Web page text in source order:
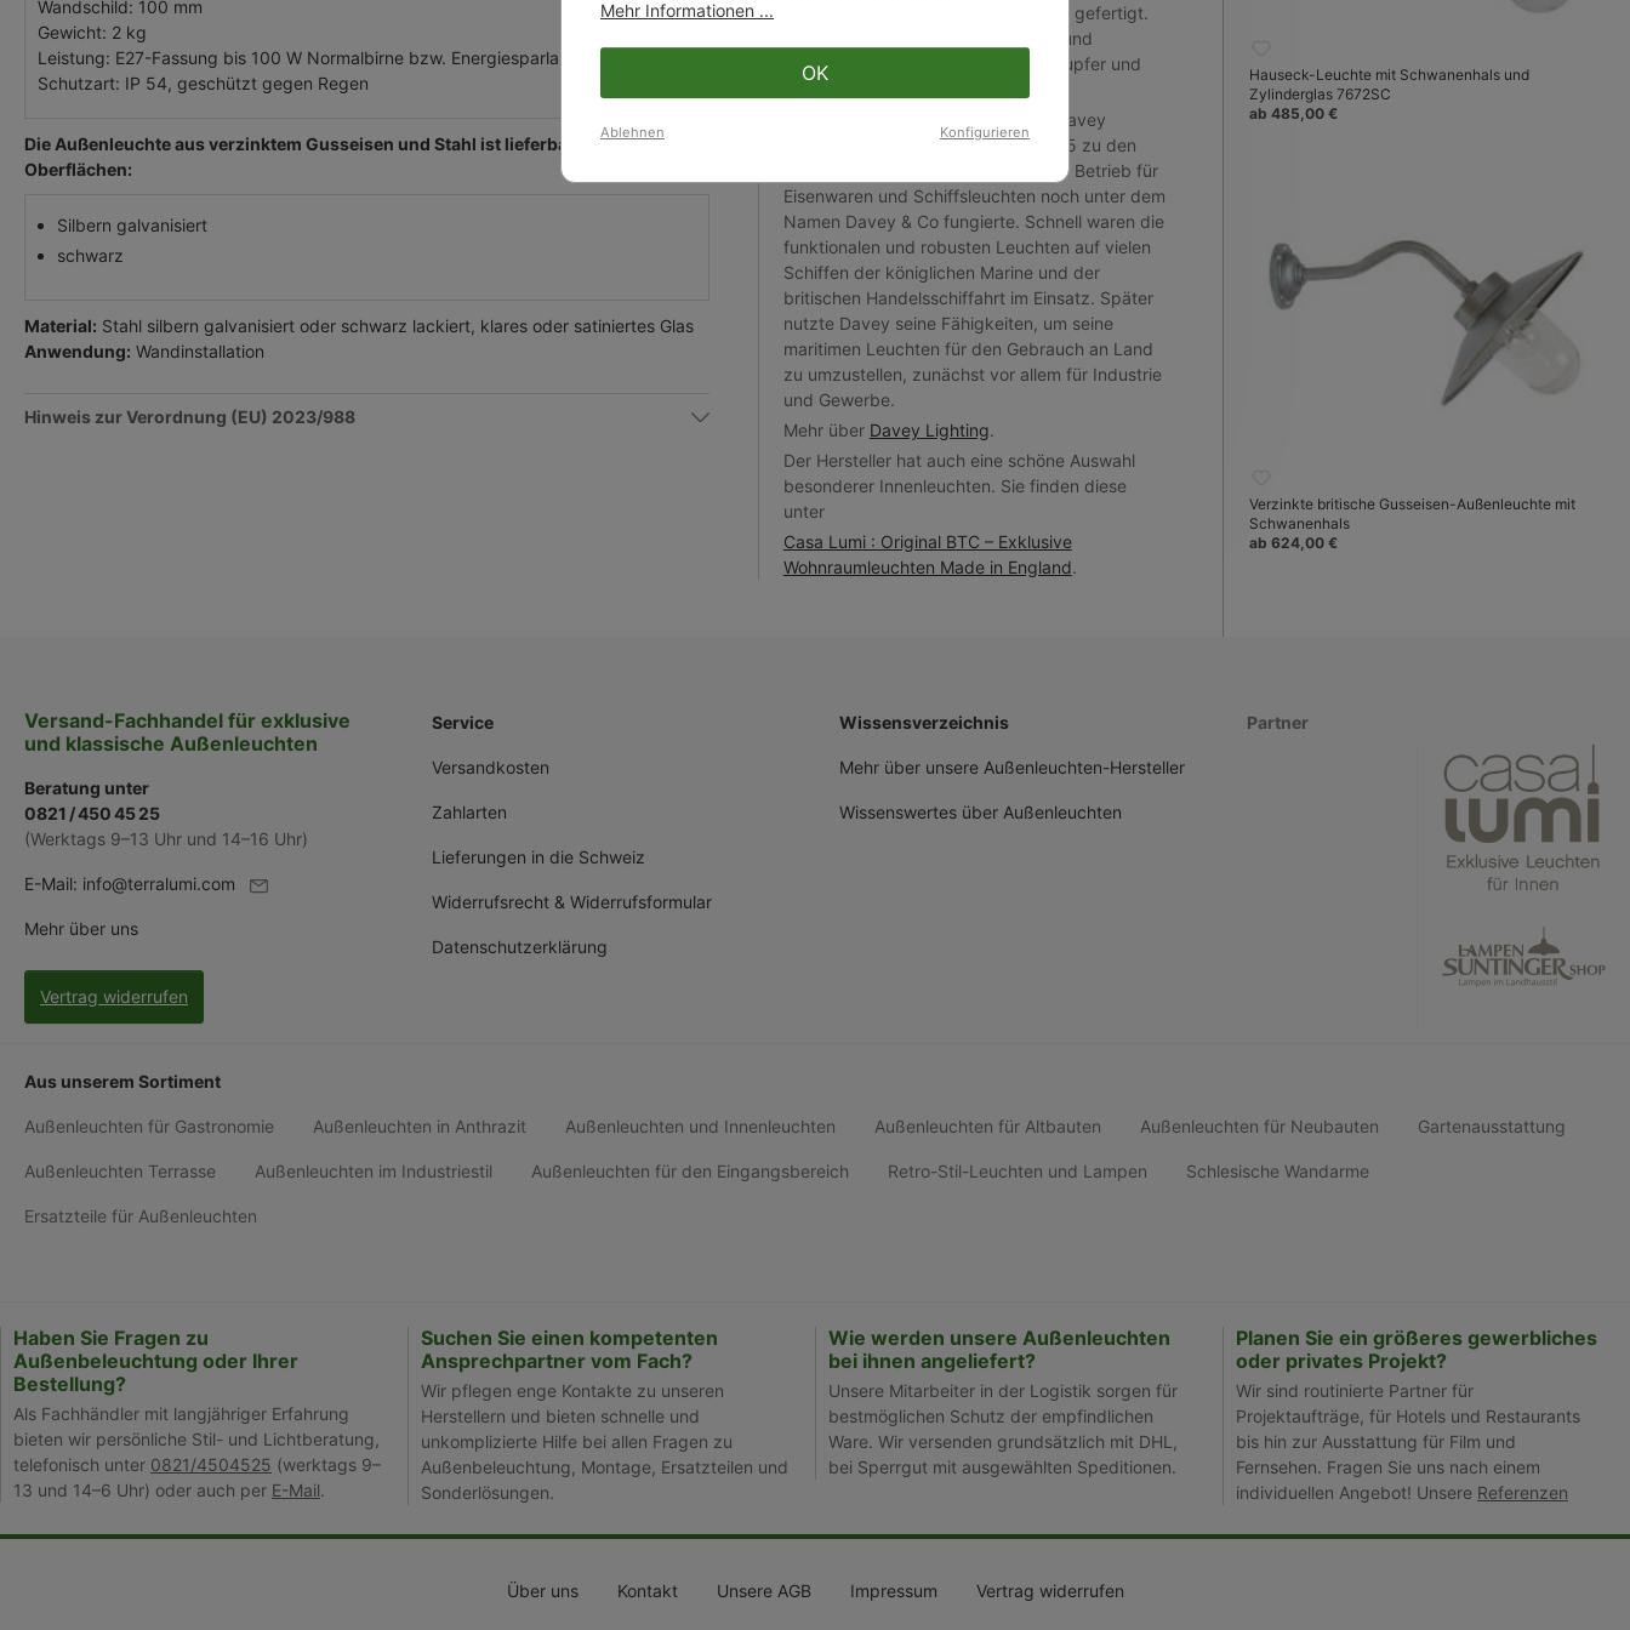
Wandschild: 100 mm
Gewicht: 2 kg
Leistung: E27-Fassung bis 100 W Normalbirne bzw. Energiesparlampe oder LED
Schutzart: IP 54, geschützt gegen Regen
Die Außenleuchte aus verzinktem Gusseisen und Stahl ist lieferbar in den
Oberflächen:
Silbern galvanisiert
schwarz
Material: Stahl silbern galvanisiert oder schwarz lackiert, klares oder satiniertes Glas
Anwendung: Wandinstallation
Hinweis zur Verordnung (EU) 2023/988
ausgesprochen solide und langlebig gefertigt.
Verwendet werden neben Messing und
Aluminiumguss auch Bronzeguss, Kupfer und
Die Unternehmensgeschichte von Davey
Lighting verweist in die Zeit um 1885 zu den
Londoner Westindien-Docks, als der Betrieb für
Eisenwaren und Schiffsleuchten noch unter dem
Namen Davey & Co fungierte. Schnell waren die
funktionalen und robusten Leuchten auf vielen
Schiffen der königlichen Marine und der
britischen Handelsschiffahrt im Einsatz. Später
nutzte Davey seine Fähigkeiten, um seine
maritimen Leuchten für den Gebrauch an Land
zu umzustellen, zunächst vor allem für Industrie
und Gewerbe.
Mehr über Davey Lighting.
Der Hersteller hat auch eine schöne Auswahl
besonderer Innenleuchten. Sie finden diese
unter
Casa Lumi : Original BTC – Exklusive
Wohnraumleuchten Made in England.
Hauseck-Leuchte mit Schwanenhals und
Zylinderglas 7672SC
ab 485,00 €
Verzinkte britische Gusseisen-Außenleuchte mit
Schwanenhals
ab 624,00 €
Versand-Fachhandel für exklusive
und klassische Außenleuchten
Beratung unter
0821 / 450 45 25
(Werktags 9–13 Uhr und 14–16 Uhr)
E-Mail: info@terralumi.com
Mehr über uns
Vertrag widerrufen
Service
Versandkosten
Zahlarten
Lieferungen in die Schweiz
Widerrufsrecht & Widerrufsformular
Datenschutzerklärung
Wissensverzeichnis
Mehr über unsere Außenleuchten-Hersteller
Wissenswertes über Außenleuchten
Partner
Aus unserem Sortiment
Außenleuchten für Gastronomie Außenleuchten in Anthrazit Außenleuchten und Innenleuchten Außenleuchten für Altbauten Außenleuchten für Neubauten Gartenausstattung
Außenleuchten Terrasse Außenleuchten im Industriestil Außenleuchten für den Eingangsbereich Retro-Stil-Leuchten und Lampen Schlesische Wandarme
Ersatzteile für Außenleuchten
Haben Sie Fragen zu
Außenbeleuchtung oder Ihrer
Bestellung?
Als Fachhändler mit langjähriger Erfahrung
bieten wir persönliche Stil- und Lichtberatung,
telefonisch unter 0821/4504525 (werktags 9–
13 und 14–6 Uhr) oder auch per E-Mail.
Suchen Sie einen kompetenten
Ansprechpartner vom Fach?
Wir pflegen enge Kontakte zu unseren
Herstellern und bieten schnelle und
unkomplizierte Hilfe bei allen Fragen zu
Außenbeleuchtung, Montage, Ersatzteilen und
Sonderlösungen.
Wie werden unsere Außenleuchten
bei ihnen angeliefert?
Unsere Mitarbeiter in der Logistik sorgen für
bestmöglichen Schutz der empfindlichen
Ware. Wir versenden grundsätzlich mit DHL,
bei Sperrgut mit ausgewählten Speditionen.
Planen Sie ein größeres gewerbliches
oder privates Projekt?
Wir sind routinierte Partner für
Projektaufträge, für Hotels und Restaurants
bis hin zur Ausstattung für Film und
Fernsehen. Fragen Sie uns nach einem
individuellen Angebot! Unsere Referenzen
Über uns Kontakt Unsere AGB Impressum Vertrag widerrufen
Mehr Informationen ...
OK
Ablehnen Konfigurieren